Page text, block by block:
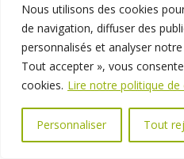
Nous utilisons des cookies
de navigation, diffuser des
personnalisés et analyser
Tout accepter », vous
cookies. Lire notre politique
Personnaliser Tout
01 69 31 72 10 01 69
Espace élus